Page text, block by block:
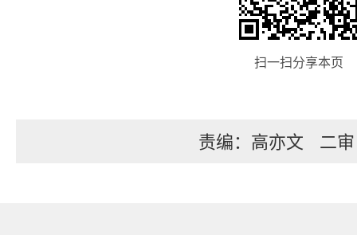
扫一扫分享本页
责编：高亦文 二